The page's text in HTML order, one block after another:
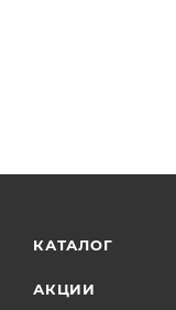
КАТАЛОГ
АКЦИИ